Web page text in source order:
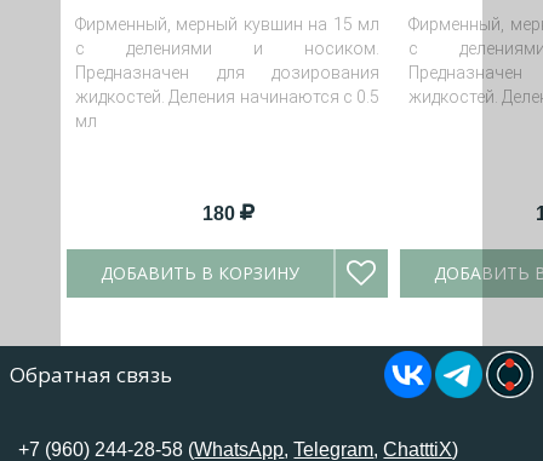
Фирменный, мерный кувшин на 15 мл
с делениями и носиком.
Предназначен для дозирования
жидкостей. Деления начинаются с 0.5
мл
180
ДОБАВИТЬ В КОРЗИНУ
Фирменный,
с
жидкостей.
ДОБАВИТЬ
Обратная связь
+7 (960) 244-28-58 (WhatsApp,Telegram,ChatttiX)